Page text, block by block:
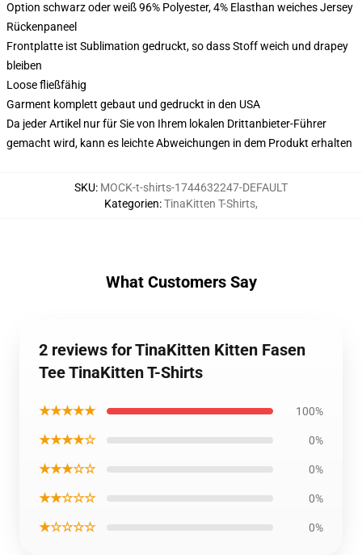
Option schwarz oder weiß 96% Polyester, 4% Elasthan weiches Jersey
Rückenpaneel
Frontplatte ist Sublimation gedruckt, so dass Stoff weich und drapey
bleiben
Loose fließfähig
Garment komplett gebaut und gedruckt in den USA
Da jeder Artikel nur für Sie von Ihrem lokalen Drittanbieter-Führer
gemacht wird, kann es leichte Abweichungen in dem Produkt erhalten
SKU: MOCK-t-shirts-1744632247-DEFAULT
Kategorien:TinaKitten T-Shirts,
What Customers Say
2 reviews for TinaKitten Kitten Fasen
Tee TinaKitten T-Shirts
★★★★★ 100%
★★★★☆ 0%
★★★☆☆ 0%
★★☆☆☆ 0%
★☆☆☆☆ 0%